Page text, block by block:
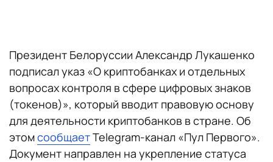
Президент Белоруссии Александр Лукашенко
подписал указ «О криптобанках и отдельных
вопросах контроля в сфере цифровых знаков
(токенов)», который вводит правовую основу
для деятельности криптобанков в стране. Об
этомсообщаетTelegram-канал «Пул Первого».
Документ направлен на укрепление статуса